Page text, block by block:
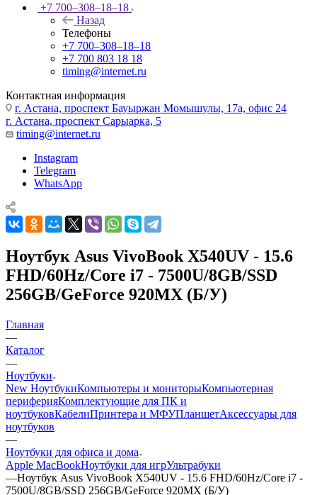
+7 700‒308‒18‒18
Назад
Телефоны
+7 700‒308‒18‒18
+7 700 803 18 18
timing@internet.ru
Контактная информация
г. Астана, проспект Бауыржан Момышулы, 17а, офис 24
г. Астана, проспект Сарыарка, 5
timing@internet.ru
Instagram
Telegram
WhatsApp
Ноутбук Asus VivoBook X540UV - 15.6
FHD/60Hz/Core i7 - 7500U/8GB/SSD
256GB/GeForce 920MX (Б/У)
Главная
—
Каталог
—
Ноутбуки
New НоутбукиКомпьютеры и мониторыКомпьютерная
периферияКомплектующие для ПК и
ноутбуковКабелиПринтера и МФУПланшетАксессуары для
ноутбуков
—
Ноутбуки для офиса и дома
Apple MacBookНоутбуки для игрУльтрабуки
—Ноутбук Asus VivoBook X540UV - 15.6 FHD/60Hz/Core i7 -
7500U/8GB/SSD 256GB/GeForce 920MX (Б/У)